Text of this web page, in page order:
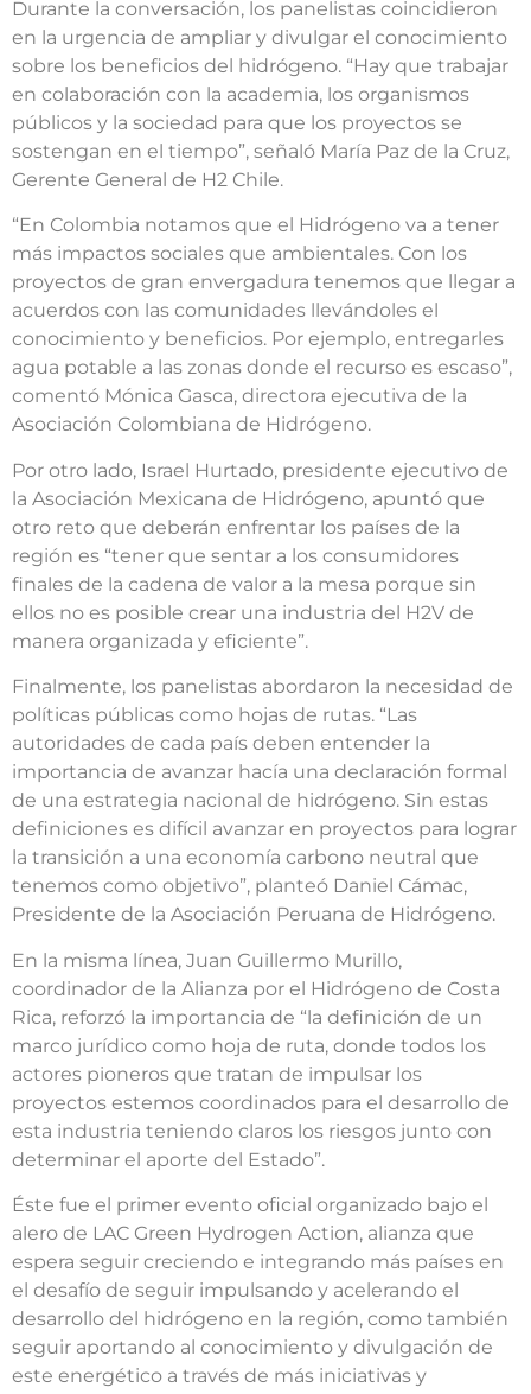
Durante la conversación, los panelistas coincidieron
en la urgencia de ampliar y divulgar el conocimiento
sobre los beneficios del hidrógeno. “Hay que trabajar
en colaboración con la academia, los organismos
públicos y la sociedad para que los proyectos se
sostengan en el tiempo”, señaló María Paz de la Cruz,
Gerente General de H2 Chile.
“En Colombia notamos que el Hidrógeno va a tener
más impactos sociales que ambientales. Con los
proyectos de gran envergadura tenemos que llegar a
acuerdos con las comunidades llevándoles el
conocimiento y beneficios. Por ejemplo, entregarles
agua potable a las zonas donde el recurso es escaso”,
comentó Mónica Gasca, directora ejecutiva de la
Asociación Colombiana de Hidrógeno.
Por otro lado, Israel Hurtado, presidente ejecutivo de
la Asociación Mexicana de Hidrógeno, apuntó que
otro reto que deberán enfrentar los países de la
región es “tener que sentar a los consumidores
finales de la cadena de valor a la mesa porque sin
ellos no es posible crear una industria del H2V de
manera organizada y eficiente”.
Finalmente, los panelistas abordaron la necesidad de
políticas públicas como hojas de rutas. “Las
autoridades de cada país deben entender la
importancia de avanzar hacía una declaración formal
de una estrategia nacional de hidrógeno. Sin estas
definiciones es difícil avanzar en proyectos para lograr
la transición a una economía carbono neutral que
tenemos como objetivo”, planteó Daniel Cámac,
Presidente de la Asociación Peruana de Hidrógeno.
En la misma línea, Juan Guillermo Murillo,
coordinador de la Alianza por el Hidrógeno de Costa
Rica, reforzó la importancia de “la definición de un
marco jurídico como hoja de ruta, donde todos los
actores pioneros que tratan de impulsar los
proyectos estemos coordinados para el desarrollo de
esta industria teniendo claros los riesgos junto con
determinar el aporte del Estado”.
Éste fue el primer evento oficial organizado bajo el
alero de LAC Green Hydrogen Action, alianza que
espera seguir creciendo e integrando más países en
el desafío de seguir impulsando y acelerando el
desarrollo del hidrógeno en la región, como también
seguir aportando al conocimiento y divulgación de
este energético a través de más iniciativas y